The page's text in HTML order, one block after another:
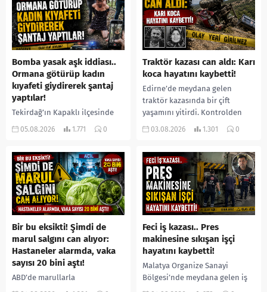
Bomba yasak aşk iddiası..
Ormana götürüp kadın
kıyafeti giydirerek şantaj
yaptılar!
Tekirdağ’ın Kapaklı ilçesinde
bir kişiyi, arkadaşının eşiyle
kadın kıyafetleri giydirdiği,
özür videosu çektirip...
05.08.2026 1.771 0
Traktör kazası can aldı: Karı
koca hayatını kaybetti!
Edirne’de meydana gelen
traktör kazasında bir çift
yaşamını yitirdi. Kontrolden
çıkarak devrilen traktörün
03.08.2026 1.301 0
Bir bu eksikti! Şimdi de
marul salgını can alıyor:
Hastaneler alarmda, vaka
sayısı 20 bini aştı!
ABD’de marullarla
ilişkilendirilen siklospora
Feci iş kazası.. Pres
makinesine sıkışan işçi
hayatını kaybetti!
Malatya Organize Sanayi
Bölgesi’nde meydana gelen iş
kazasında, pres makinesine